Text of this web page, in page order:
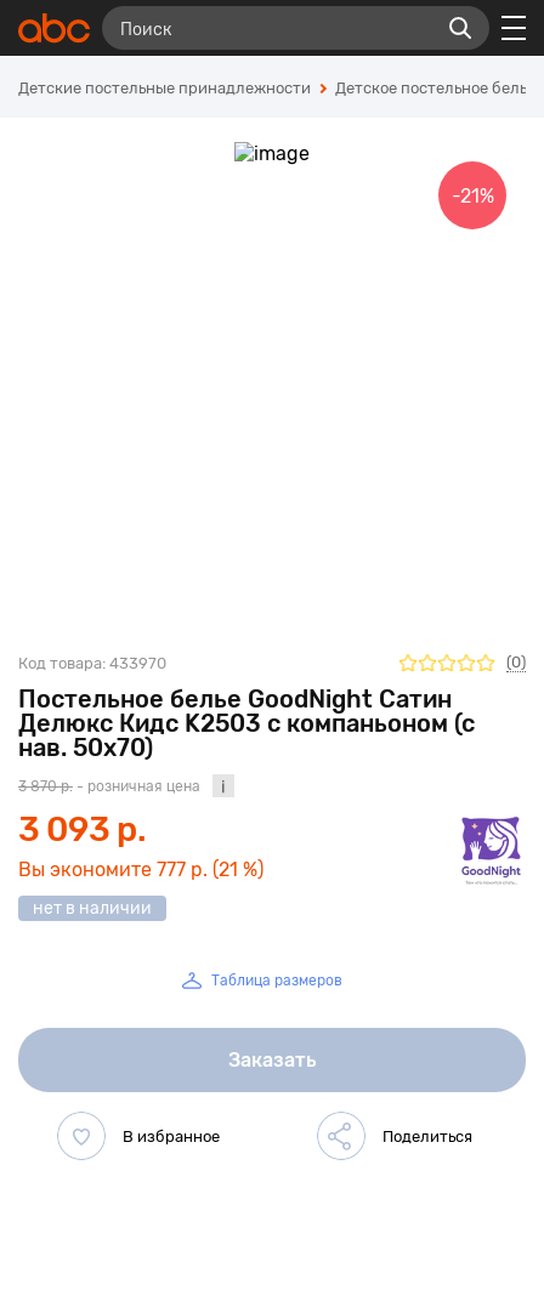
Детские постельные принадлежности Детское постельное белье
Постельное белье GoodNight Сатин
Делюкс Кидс K2503 с компаньоном (с
нав. 50х70)
Код товара: 433970 (0)
-21%
3 870 р. - розничная цена
3 093 р.
Вы экономите 777 р. (21 %)
нет в наличии
Таблица размеров
Заказать